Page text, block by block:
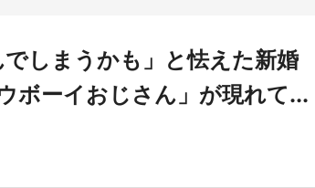
東北 青森 岩手 宮城
関東 茨城 栃木 群馬
絶景 あの時はありがとう 物語がはじまる町へ
しまうかも」と怯えた新婚
ボーイおじさん」が現れて...